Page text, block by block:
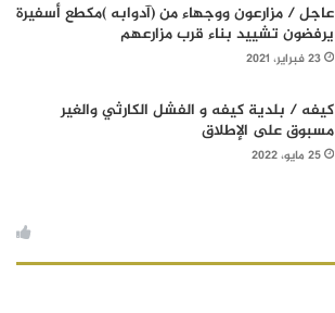
عاجل / مزارعون ووجهاء من (آدوابه )مكطع أسفيرة
يرفضون تشييد بناء قرب مزارعهم
23 فبراير، 2021
كيفه / بلدية كيفه و الفشل الكارثي والغير
مسبوق على الإطلاق
25 مايو، 2022